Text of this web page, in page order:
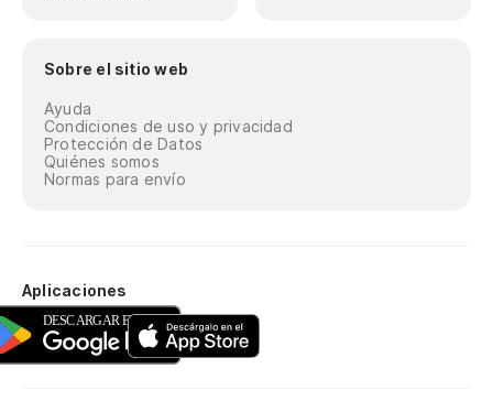
Sobre el sitio web
Ayuda
Condiciones de uso y privacidad
Protección de Datos
Quiénes somos
Normas para envío
Aplicaciones